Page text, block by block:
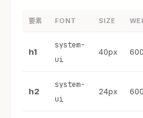
要素 FONT SIZE
h1
system-
ui
40px 600
h2
system-
ui
24px 600